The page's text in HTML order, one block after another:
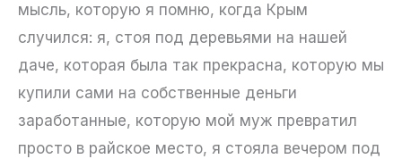
мысль, которую я помню, когда Крым
случился: я, стоя под деревьями на нашей
даче, которая была так прекрасна, которую мы
купили сами на собственные деньги
заработанные, которую мой муж превратил
просто в райское место, я стояла вечером под